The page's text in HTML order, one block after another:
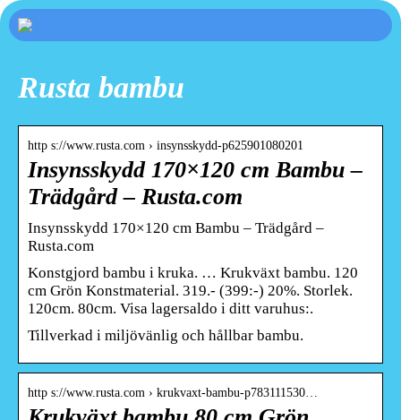
Rusta bambu
http s://www.rusta.com › insynsskydd-p625901080201
Insynsskydd 170×120 cm Bambu –
Trädgård – Rusta.com
Insynsskydd 170×120 cm Bambu – Trädgård –
Rusta.com
Konstgjord bambu i kruka. … Krukväxt bambu. 120
cm Grön Konstmaterial. 319.- (399:-) 20%. Storlek.
120cm. 80cm. Visa lagersaldo i ditt varuhus:.
Tillverkad i miljövänlig och hållbar bambu.
http s://www.rusta.com › krukvaxt-bambu-p783111530…